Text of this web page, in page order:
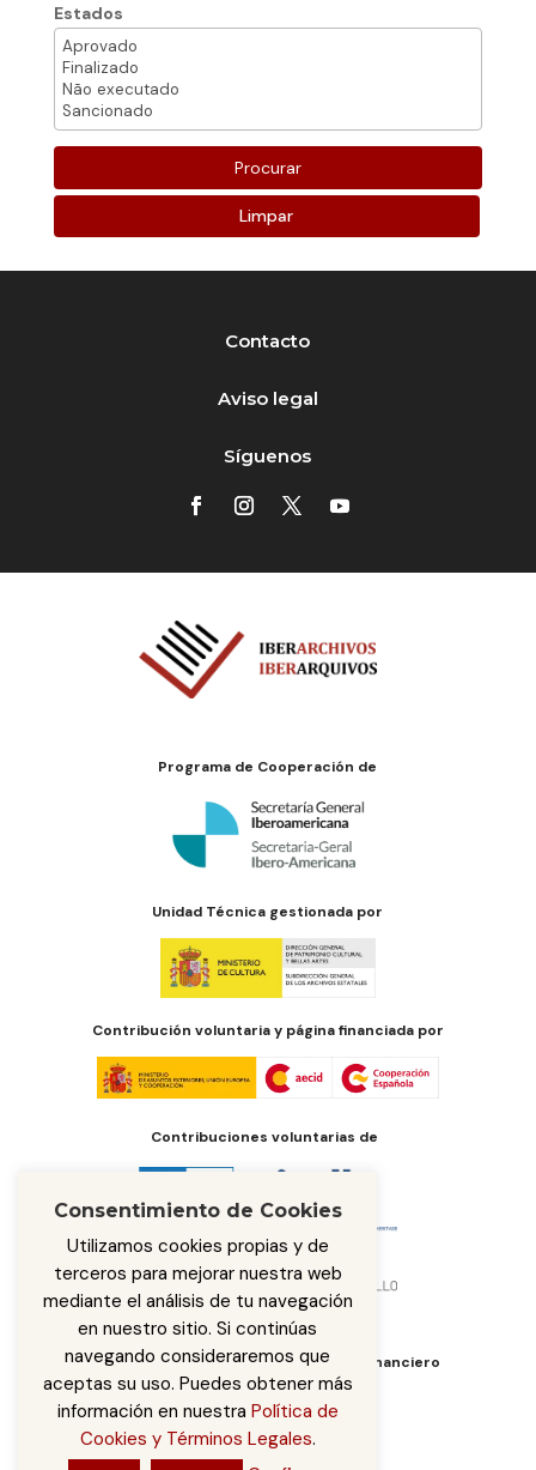
Estados
Limpar
Contacto
Aviso legal
Síguenos
Programa de Cooperación de
Unidad Técnica gestionada por
Contribución voluntaria y página financiada por
Contribuciones voluntarias de
Órgano de administración del fondo financiero
Consentimiento de Cookies
Utilizamos cookies propias y de
terceros para mejorar nuestra web
mediante el análisis de tu navegación
en nuestro sitio. Si continúas
navegando consideraremos que
aceptas su uso. Puedes obtener más
información en nuestra Política de
Cookies y Términos Legales.